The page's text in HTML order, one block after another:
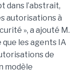
dans l’abstrait,
autorisations à
», a ajouté M.
les agents IA
de
modèle